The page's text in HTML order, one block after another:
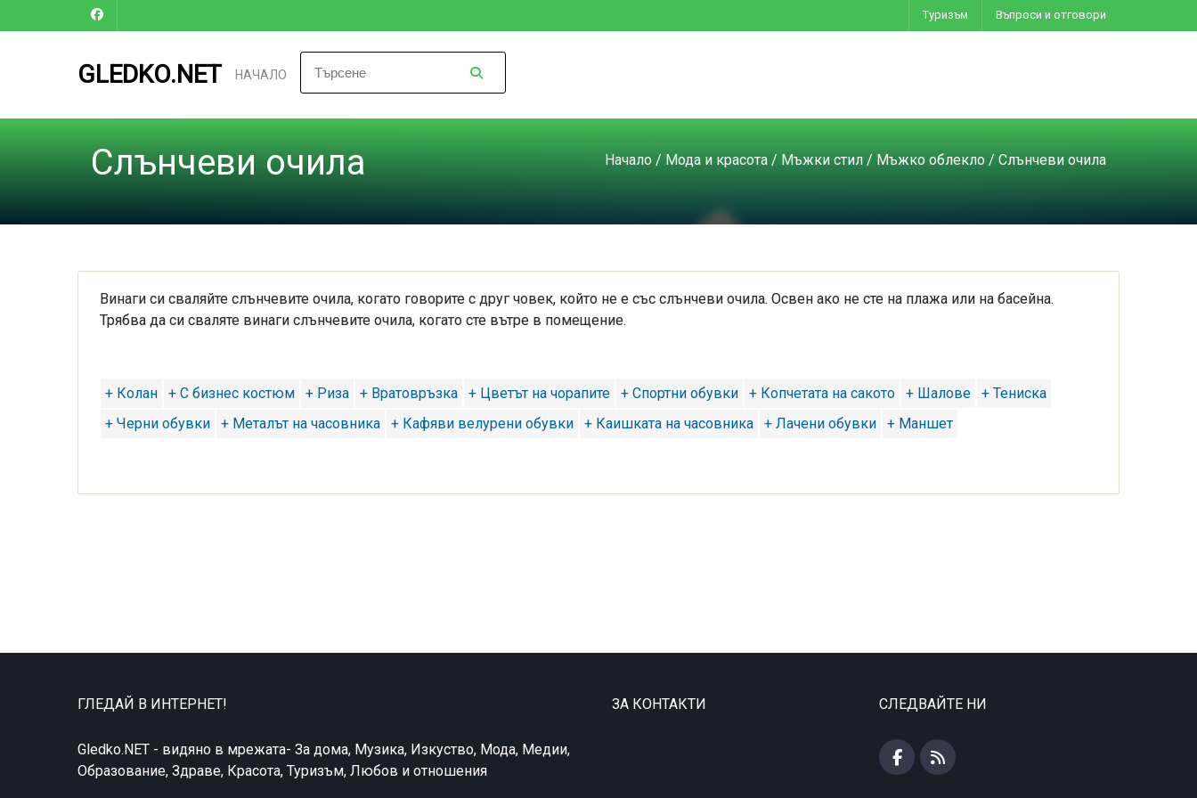
Туризъм Въпроси и отговори
GLEDKO.NET НАЧАЛО
Слънчеви очила Начало / Мода и красота / Мъжки стил / Мъжко облекло / Слънчеви очила
Винаги си сваляйте слънчевите очила, когато говорите с друг човек, който не е със слънчеви очила. Освен ако не сте на плажа или на басейна.
Трябва да си сваляте винаги слънчевите очила, когато сте вътре в помещение.
+ Колан + С бизнес костюм + Риза + Вратовръзка + Цветът на чорапите + Спортни обувки + Копчетата на сакото + Шалове
+ Тениска
+ Черни обувки
+ Металът на часовника + Кафяви велурени обувки + Каишката на часовника + Лачени обувки + Маншет
ГЛЕДАЙ В ИНТЕРНЕТ!
Gledko.NET - видяно в мрежата- За дома, Музика, Изкуство, Мода, Медии,
Образование, Здраве, Красота, Туризъм, Любов и отношения
ЗА КОНТАКТИ СЛЕДВАЙТЕ НИ